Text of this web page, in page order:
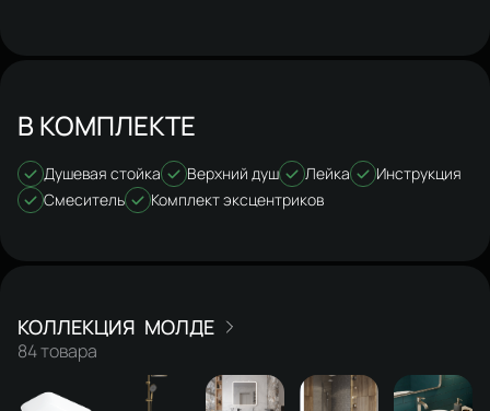
В КОМПЛЕКТЕ
Душевая стойка Верхний душ Лейка
Инструкция
Смеситель
Комплект эксцентриков
МОЛДЕ
84 товара